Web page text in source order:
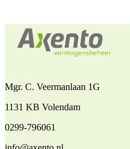
Mgr. C. Veermanlaan 1G
1131 KB Volendam
0299-796061